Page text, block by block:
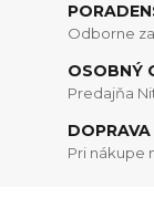
Odborne
OSOBNÝ
Predajňa
Pri nákupe